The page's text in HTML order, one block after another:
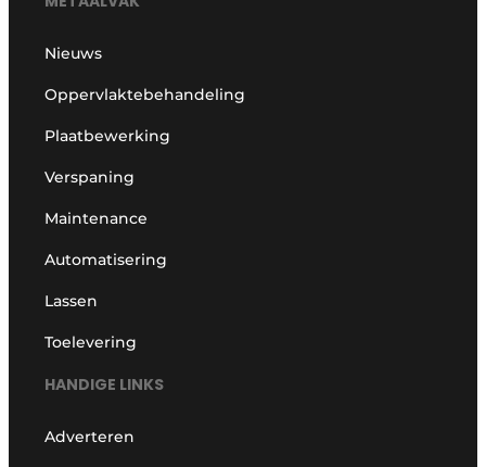
Nieuws
Oppervlaktebehandeling
Plaatbewerking
Verspaning
Maintenance
Automatisering
Lassen
Toelevering
HANDIGE LINKS
Adverteren